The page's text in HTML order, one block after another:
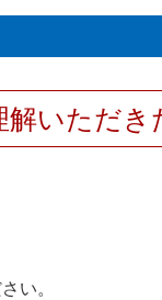
いただき
い。